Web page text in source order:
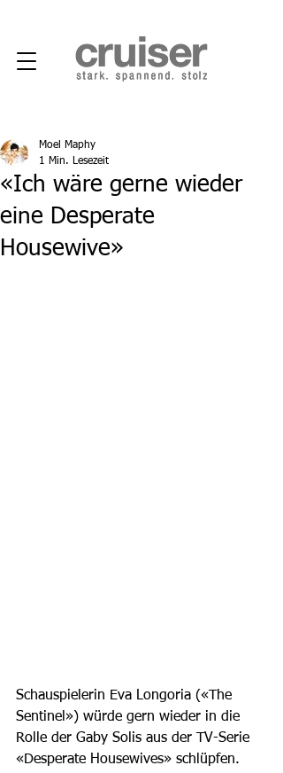
«Ich wäre gerne wieder
eine Desperate
Housewive»
Moel Maphy
1 Min. Lesezeit
Schauspielerin Eva Longoria («The
Sentinel») würde gern wieder in die
Rolle der Gaby Solis aus der TV-Serie
«Desperate Housewives» schlüpfen.